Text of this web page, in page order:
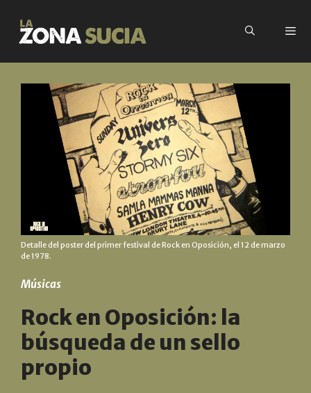
Detalle del poster del primer festival de Rock en Oposición, el 12 de marzo
de 1978.
Músicas
Rock en Oposición: la
búsqueda de un sello
propio